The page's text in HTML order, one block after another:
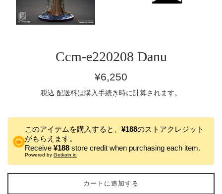
Ccm-e220208 Danu
通
価
¥6,250
税込 配送料は購入手続き時に計算されます。
このアイテムを購入すると、 ¥188のストアクレジット
がもらえます。
Receive ¥188 store credit when purchasing each item.
Powered by Getkoin.io
カートに追加する